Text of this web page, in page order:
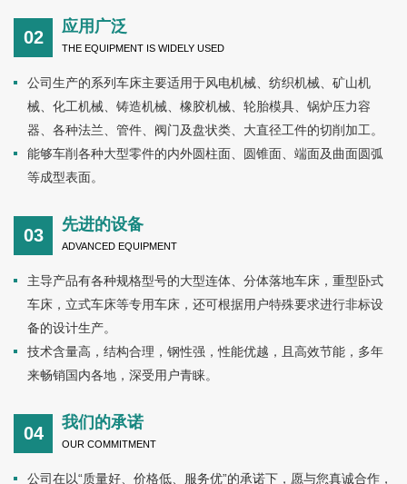
02
应用广泛
THE EQUIPMENT IS WIDELY USED
公司生产的系列车床主要适用于风电机械、纺织机械、矿山机
械、化工机械、铸造机械、橡胶机械、轮胎模具、锅炉压力容
器、各种法兰、管件、阀门及盘状类、大直径工件的切削加工。
能够车削各种大型零件的内外圆柱面、圆锥面、端面及曲面圆弧
等成型表面。
03
先进的设备
ADVANCED EQUIPMENT
主导产品有各种规格型号的大型连体、分体落地车床，重型卧式
车床，立式车床等专用车床，还可根据用户特殊要求进行非标设
备的设计生产。
技术含量高，结构合理，钢性强，性能优越，且高效节能，多年
来畅销国内各地，深受用户青睐。
04
我们的承诺
OUR COMMITMENT
公司在以“质量好、价格低、服务优”的承诺下，愿与您真诚合作，